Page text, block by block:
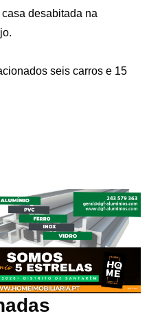
desabitada na
seis carros e 15